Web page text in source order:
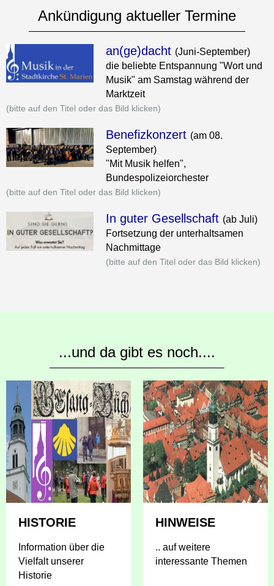
Ankündigung aktueller Termine
an(ge)dacht (Juni-September)
die beliebte Entspannung "Wort und
Musik" am Samstag während der
Marktzeit
(bitte auf den Titel oder das Bild klicken)
Benefizkonzert (am 08.
September)
"Mit Musik helfen",
Bundespolizeiorchester
(bitte auf den Titel oder das Bild klicken)
In guter Gesellschaft (ab Juli)
Fortsetzung der unterhaltsamen
Nachmittage
(bitte auf den Titel oder das Bild klicken)
...und da gibt es noch....
HISTORIE
Information über die
Vielfalt unserer
Historie
HINWEISE
.. auf weitere
interessante Themen